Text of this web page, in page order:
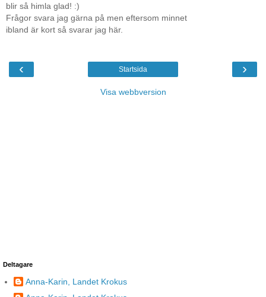
blir så himla glad! :)
Frågor svara jag gärna på men eftersom minnet
ibland är kort så svarar jag här.
‹ ›
Startsida
Visa webbversion
Deltagare
Anna-Karin, Landet Krokus